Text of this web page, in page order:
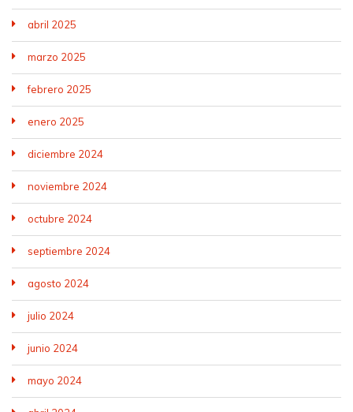
abril 2025
marzo 2025
febrero 2025
enero 2025
diciembre 2024
noviembre 2024
octubre 2024
septiembre 2024
agosto 2024
julio 2024
junio 2024
mayo 2024